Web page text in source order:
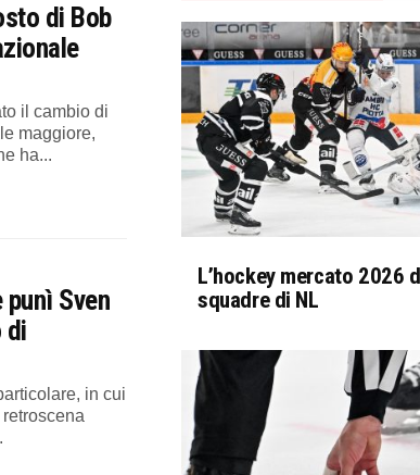
di Bob
il cambio di
maggiore,
ha...
Sven
di
in cui
L’hockey mercato 2026
squadre di NL